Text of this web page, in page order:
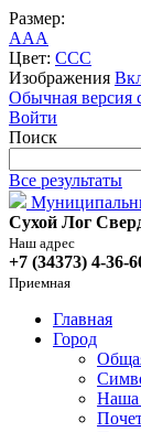
Размер:
AAA
Цвет: CCC
Изображения
Обычная версия
Войти
Поиск
Все результаты
Сухой Лог
Наш адрес
+7 (34373) 4-36-
Приемная
Главная
Город
Наша